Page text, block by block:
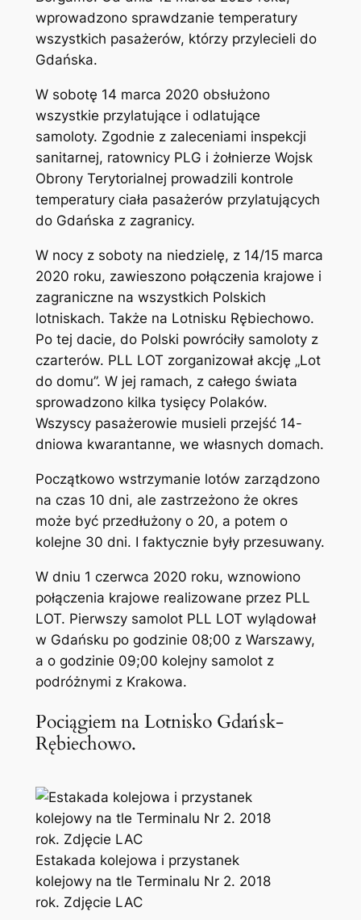
wprowadzono sprawdzanie temperatury
wszystkich pasażerów, którzy przylecieli do
Gdańska.
W sobotę 14 marca 2020 obsłużono
wszystkie przylatujące i odlatujące
samoloty. Zgodnie z zaleceniami inspekcji
sanitarnej, ratownicy PLG i żołnierze Wojsk
Obrony Terytorialnej prowadzili kontrole
temperatury ciała pasażerów przylatujących
do Gdańska z zagranicy.
W nocy z soboty na niedzielę, z 14/15 marca
2020 roku, zawieszono połączenia krajowe i
zagraniczne na wszystkich Polskich
lotniskach. Także na Lotnisku Rębiechowo.
Po tej dacie, do Polski powróciły samoloty z
czarterów. PLL LOT zorganizował akcję „Lot
do domu”. W jej ramach, z całego świata
sprowadzono kilka tysięcy Polaków.
Wszyscy pasażerowie musieli przejść 14-
dniowa kwarantanne, we własnych domach.
Początkowo wstrzymanie lotów zarządzono
na czas 10 dni, ale zastrzeżono że okres
może być przedłużony o 20, a potem o
kolejne 30 dni. I faktycznie były przesuwany.
W dniu 1 czerwca 2020 roku, wznowiono
połączenia krajowe realizowane przez PLL
LOT. Pierwszy samolot PLL LOT wylądował
w Gdańsku po godzinie 08;00 z Warszawy,
a o godzinie 09;00 kolejny samolot z
podróżnymi z Krakowa.
Pociągiem na Lotnisko Gdańsk-
Rębiechowo.
Estakada kolejowa i przystanek
kolejowy na tle Terminalu Nr 2. 2018
rok. Zdjęcie LAC